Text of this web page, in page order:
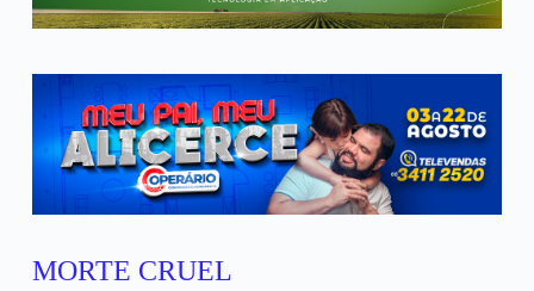
MORTE CRUEL